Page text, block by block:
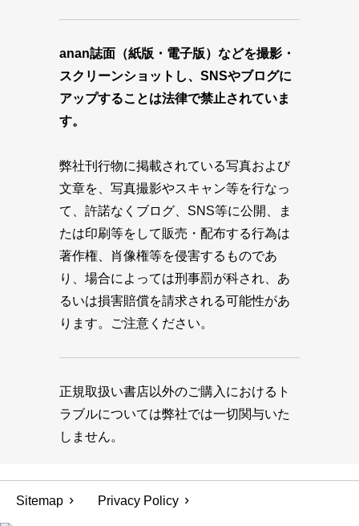
anan誌面（紙版・電子版）などを撮影・
スクリーンショットし、SNSやブログに
アップすることは法律で禁止されていま
す。
弊社刊行物に掲載されている写真および
文章を、写真撮影やスキャン等を行なっ
て、許諾なくブログ、SNS等に公開、ま
たは印刷等をして販売・配布する行為は
著作権、肖像権等を侵害するものであ
り、場合によっては刑事罰が科され、あ
るいは損害賠償を請求される可能性があ
ります。ご注意ください。
正規取扱い書店以外のご購入におけるト
ラブルについては弊社では一切関与いた
しません。
Sitemap Privacy Policy